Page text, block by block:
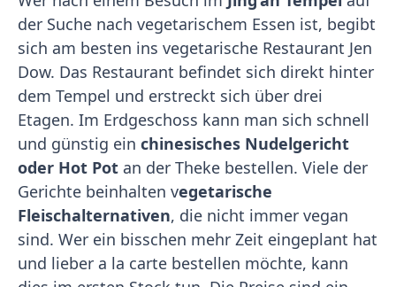
der Suche nach vegetarischem Essen ist, begibt
sich am besten ins vegetarische Restaurant Jen
Dow. Das Restaurant befindet sich direkt hinter
dem Tempel und erstreckt sich über drei
Etagen. Im Erdgeschoss kann man sich schnell
und günstig ein chinesisches Nudelgericht
oder Hot Pot an der Theke bestellen. Viele der
Gerichte beinhalten vegetarische
Fleischalternativen, die nicht immer vegan
sind. Wer ein bisschen mehr Zeit eingeplant hat
und lieber a la carte bestellen möchte, kann